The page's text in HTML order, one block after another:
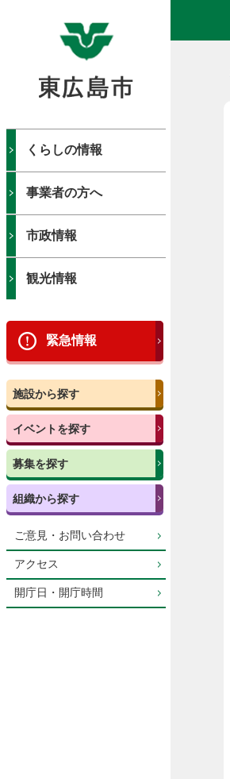
くらしの情報
事業者の方へ
市政情報
観光情報
緊急情報
施設から探す
イベントを探す
募集を探す
組織から探す
ご意見・お問い合わせ
アクセス
開庁日・開庁時間